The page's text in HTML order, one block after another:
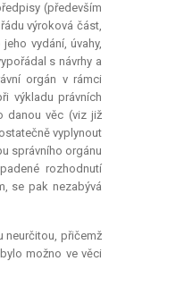
(především
výroková část,
vydání, úvahy,
s návrhy a
orgán v rámci
výkladu právních
danou věc (viz již
vyplynout
správního orgánu
rozhodnutí
se pak nezabývá
neurčitou, přičemž
možno ve věci